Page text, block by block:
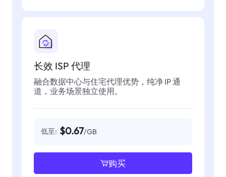
长效 ISP 代理
融合数据中心与住宅代理优势，纯净 IP 通
道，业务场景独立使用。
低至: $0.67/GB
购买